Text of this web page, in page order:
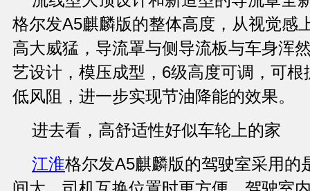
格尔发A5麒麟版的整体高度，从视觉感
高大威猛，导流罩与侧导流板与车身浑
艺设计，模压成型，6级高度可调，可
低风阻，进一步实现节油降能的效果。
进去看，高舒适性好似车轮上的家
江淮格尔发A5麒麟版的驾驶室采用的